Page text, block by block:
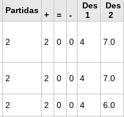
Partidas + = -
Des
1
Des
2
2 2 0 0 4 7.0
2 2 0 0 4 7.0
2 2 0 0 4 6.0